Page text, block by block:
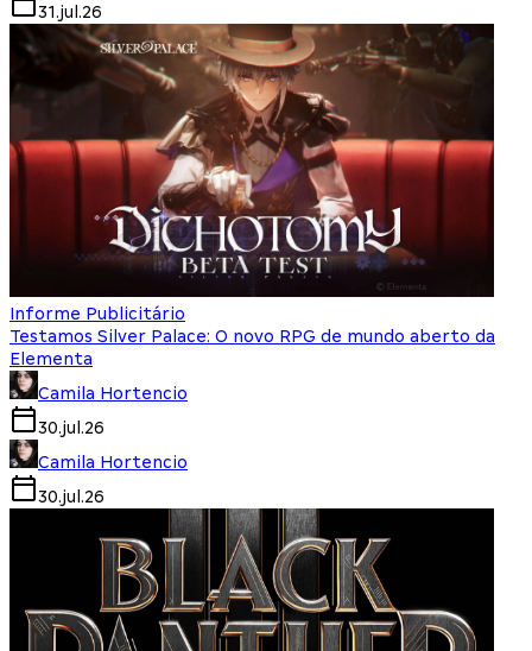
31.jul.26
Informe Publicitário
Testamos Silver Palace: O novo RPG de mundo aberto da
Elementa
Camila Hortencio
30.jul.26
Camila Hortencio
30.jul.26